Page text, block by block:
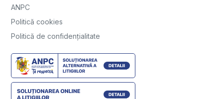
ANPC
Politică cookies
Politică de confidențialitate